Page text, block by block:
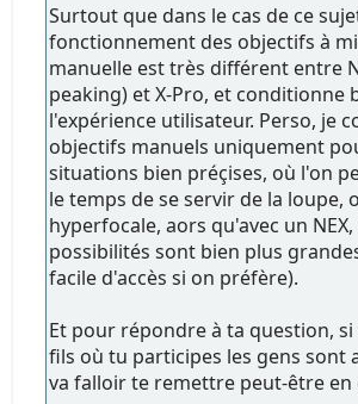
Surtout que dans le cas de ce
fonctionnement des objectifs à
manuelle est très différent entre
peaking) et X-Pro, et conditionne
l'expérience utilisateur. Perso, je
objectifs manuels uniquement
situations bien préçises, où l'on
le temps de se servir de la loupe,
hyperfocale, aors qu'avec un NEX,
possibilités sont bien plus
facile d'accès si on préfère).
Et pour répondre à ta question,
fils où tu participes les gens sont
va falloir te remettre peut-être en